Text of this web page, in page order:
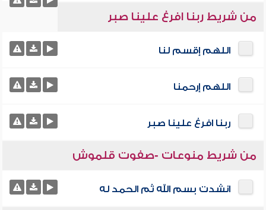
من شريط ربنا افرغ علينا صبر
اللهم إقسم لنا
اللهم إرحمنا
ربنا افرغ علينا صبر
من شريط منوعات -صفوت قلموش
انشدت بسم الله ثم الحمد له